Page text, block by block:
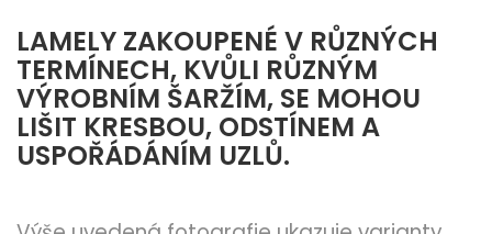
LAMELY ZAKOUPENÉ V RŮZNÝCH
TERMÍNECH, KVŮLI RŮZNÝM
VÝROBNÍM ŠARŽÍM, SE MOHOU
LIŠIT KRESBOU, ODSTÍNEM A
USPOŘÁDÁNÍM UZLŮ.